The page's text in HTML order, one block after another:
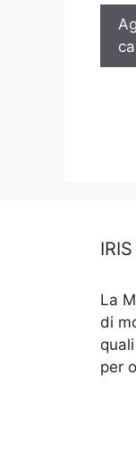
La
di
per